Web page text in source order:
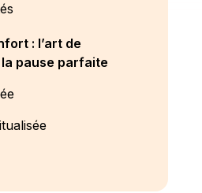
: l’art de
pause parfaite